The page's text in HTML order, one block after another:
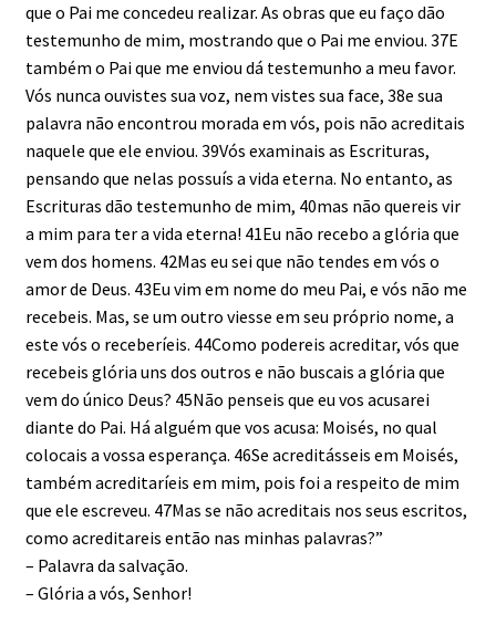
que o Pai me concedeu realizar. As obras que eu faço dão
testemunho de mim, mostrando que o Pai me enviou. 37E
também o Pai que me enviou dá testemunho a meu favor.
Vós nunca ouvistes sua voz, nem vistes sua face, 38e sua
palavra não encontrou morada em vós, pois não acreditais
naquele que ele enviou. 39Vós examinais as Escrituras,
pensando que nelas possuís a vida eterna. No entanto, as
Escrituras dão testemunho de mim, 40mas não quereis vir
a mim para ter a vida eterna! 41Eu não recebo a glória que
vem dos homens. 42Mas eu sei que não tendes em vós o
amor de Deus. 43Eu vim em nome do meu Pai, e vós não me
recebeis. Mas, se um outro viesse em seu próprio nome, a
este vós o receberíeis. 44Como podereis acreditar, vós que
recebeis glória uns dos outros e não buscais a glória que
vem do único Deus? 45Não penseis que eu vos acusarei
diante do Pai. Há alguém que vos acusa: Moisés, no qual
colocais a vossa esperança. 46Se acreditásseis em Moisés,
também acreditaríeis em mim, pois foi a respeito de mim
que ele escreveu. 47Mas se não acreditais nos seus escritos,
como acreditareis então nas minhas palavras?”
– Palavra da salvação.
– Glória a vós, Senhor!